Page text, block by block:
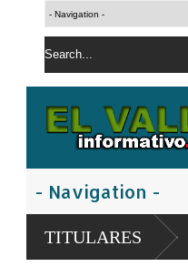
TITULARES
ALIMENTARIA Y REDES